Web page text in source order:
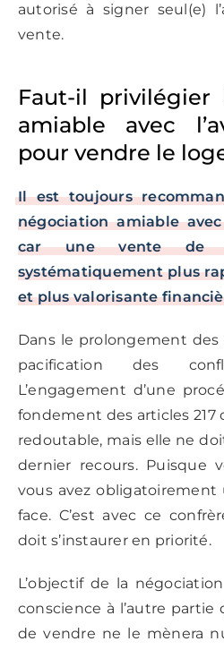
autorisé à signer seul(e)
vente.
Faut-il privilégier
amiable avec
pour vendre le
Il est toujours
négociation amiable
car une vente
systématiquement plus
et plus valorisante
Dans le prolongement des
pacification des
L’engagement d’une
fondement des articles 217
redoutable, mais elle ne
dernier recours. Puisque
vous avez obligatoirement
face. C’est avec ce
doit s’instaurer en priorité.
L’objectif de la
conscience à l’autre
de vendre ne le mènera